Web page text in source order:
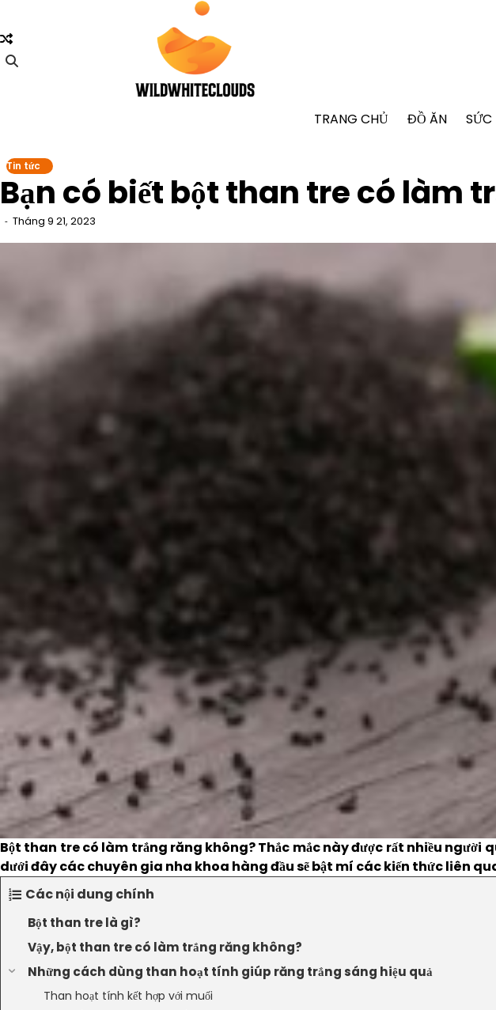
content
TRANG CHỦ ĐỒ ĂN SỨC
Tin tức
Bạn có biết bột than tre có làm
Tháng 9 21, 2023
Bột than tre có làm trắng răng không? Thắc mắc này được rất nhiều
dưới đây các chuyên gia nha khoa hàng đầu sẽ bật mí các kiến thức liên
Các nội dung chính
Bột than tre là gì?
Vậy, bột than tre có làm trắng răng không?
Những cách dùng than hoạt tính giúp răng trắng sáng hiệu quả
Than hoạt tính kết hợp với muối